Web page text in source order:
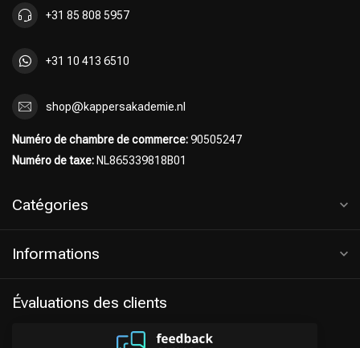
+31 85 808 5957
+31 10 413 6510
shop@kappersakademie.nl
Numéro de chambre de commerce:90505247
Numéro de taxe: NL865339818B01
Catégories
Informations
Évaluations des clients